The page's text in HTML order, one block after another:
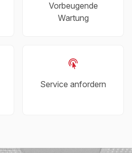
Vorbeugende
Wartung
Service anfordern